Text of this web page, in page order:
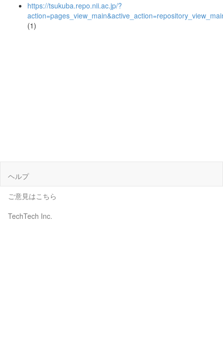
https://tsukuba.repo.nii.ac.jp/?
(1)
ヘルプ
ご意見はこちら
TechTech Inc.